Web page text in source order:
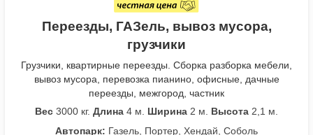
Переезды, ГАЗель, вывоз мусора,
грузчики
Грузчики, квартирные переезды. Сборка разборка мебели,
вывоз мусора, перевозка пианино, офисные, дачные
переезды, межгород, частник
Вес 3000 кг. Длина 4 м. Ширина 2 м. Высота 2,1 м.
Автопарк: Газель, Портер, Хендай, Соболь